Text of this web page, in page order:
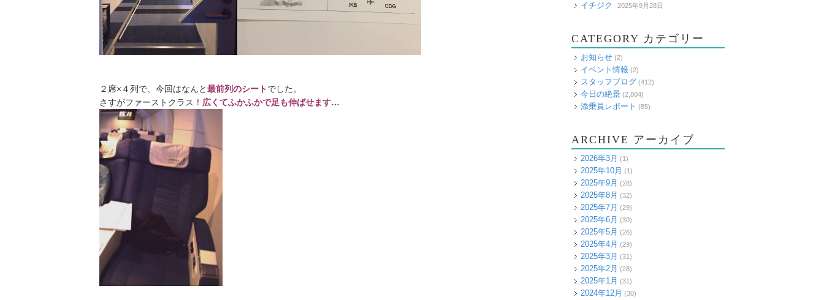
２席×４列で、今回はなんと最前列のシートでした。
さすがファーストクラス！ 広くてふかふかで足も伸ばせます…
イチジク 2025年9月28日
CATEGORY カテゴリー
お知らせ (2)
イベント情報 (2)
スタッフブログ (412)
今日の絶景 (2,804)
添乗員レポート (85)
ARCHIVE アーカイブ
2026年3月 (1)
2025年10月 (1)
2025年9月 (28)
2025年8月 (32)
2025年7月 (29)
2025年6月 (30)
2025年5月 (26)
2025年4月 (29)
2025年3月 (31)
2025年2月 (28)
2025年1月 (31)
2024年12月 (30)